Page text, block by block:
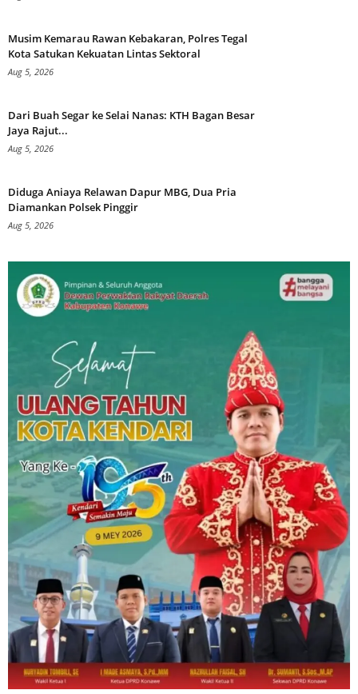
Musim Kemarau Rawan Kebakaran, Polres Tegal
Kota Satukan Kekuatan Lintas Sektoral
Aug 5, 2026
Dari Buah Segar ke Selai Nanas: KTH Bagan Besar
Jaya Rajut...
Aug 5, 2026
Diduga Aniaya Relawan Dapur MBG, Dua Pria
Diamankan Polsek Pinggir
Aug 5, 2026